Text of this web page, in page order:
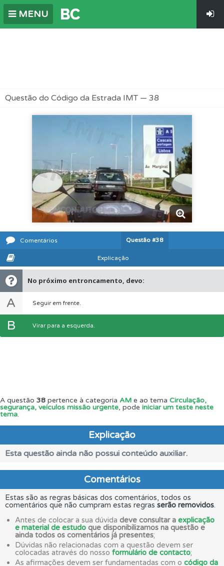
MENU
Questão do Código da Estrada IMT — 38
Comentários Questão #38
Explicação
No próximo entroncamento, devo:
A Seguir em frente.
B Virar para a esquerda.
A questão 38 pertence à categoria AM e ao tema Circulação,
segurança, veículos missão urgente, pode iniciar um teste neste
tema.
Explicação
Esta questão ainda não possui conteúdo auxiliar.
Comentários
Estas são as regras básicas dos comentários, todos os
comentários que não cumpram estas regras serão removidos.
Antes de colocar a sua dúvida deve consultar a explicação
e material de estudo que disponibilizamos na questão e
ainda todos os comentários já presentes;
Dúvidas não relacionadas com a questão devem ser
colocadas através do nosso formulário de contacto;
As afirmações devem ser fundamentadas com o código da